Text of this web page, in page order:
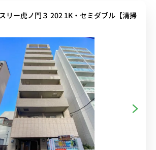
リー虎ノ門３ 202 1K・セミダブル【清掃